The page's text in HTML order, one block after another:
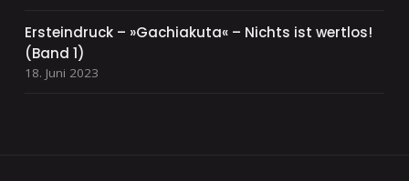
Ersteindruck – »Gachiakuta« – Nichts ist wertlos!
(Band 1)
18. Juni 2023